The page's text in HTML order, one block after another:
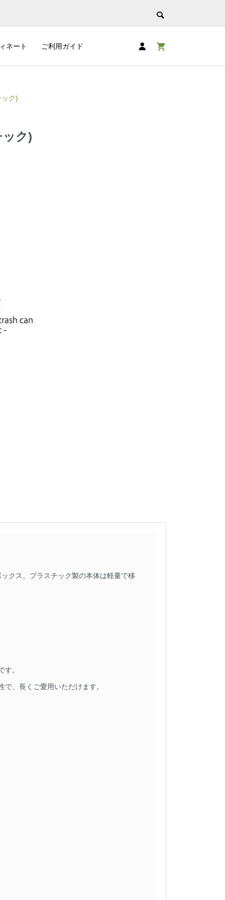
ネート ご利用ガイド
ク)
ク)
クス。プラスチック製の本体は軽量で移
。
、長くご愛用いただけます。